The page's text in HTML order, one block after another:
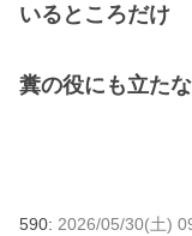
いるところだけ
糞の役にも立た
590: 2026/05/30(土)